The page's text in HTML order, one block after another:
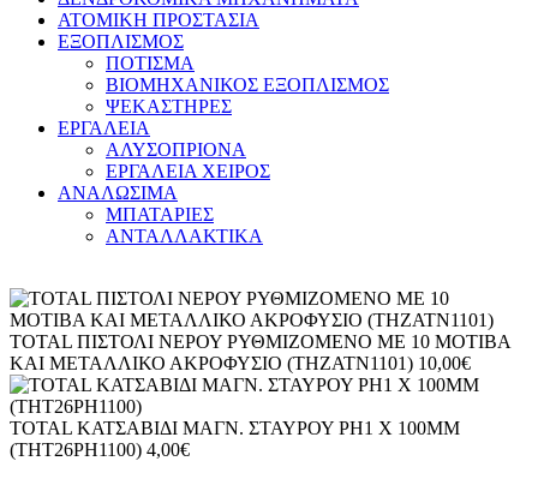
ΑΤΟΜΙΚΗ ΠΡΟΣΤΑΣΙΑ
ΕΞΟΠΛΙΣΜΟΣ
ΠΟΤΙΣΜΑ
ΒΙΟΜΗΧΑΝΙΚΟΣ ΕΞΟΠΛΙΣΜΟΣ
ΨΕΚΑΣΤΗΡΕΣ
ΕΡΓΑΛΕΙΑ
ΑΛΥΣΟΠΡΙΟΝΑ
ΕΡΓΑΛΕΙΑ ΧΕΙΡΟΣ
ΑΝΑΛΩΣΙΜΑ
ΜΠΑΤΑΡΙΕΣ
ΑΝΤΑΛΛΑΚΤΙΚΑ
TOTAL ΠΙΣΤΟΛΙ ΝΕΡΟΥ ΡΥΘΜΙΖΟΜΕΝΟ ΜΕ 10 ΜΟΤΙΒΑ
ΚΑΙ ΜΕΤΑΛΛΙΚΟ ΑΚΡΟΦΥΣΙΟ (THZATN1101) 10,00€
TOTAL ΚΑΤΣΑΒΙΔΙ ΜΑΓΝ. ΣΤΑΥΡΟΥ PH1 X 100MM
(THT26PH1100) 4,00€